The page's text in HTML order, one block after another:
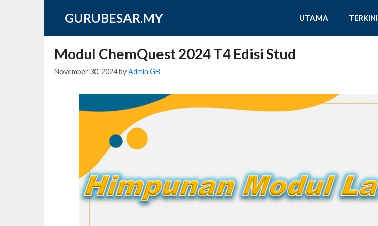
GURUBESAR.MY UTAMA TERKINI
Modul ChemQuest 2024 T4 Edisi Stud
November 30, 2024byAdmin GB